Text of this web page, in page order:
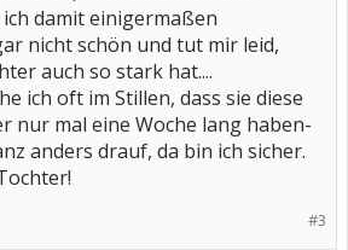
damit einigermaßen
nicht schön und tut mir leid,
auch so stark hat....
ich oft im Stillen, dass sie diese
nur mal eine Woche lang haben-
anders drauf, da bin ich sicher.
#3